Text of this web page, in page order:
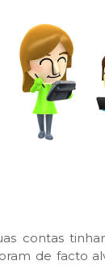
contas
de facto